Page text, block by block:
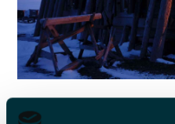
To måneder inn i